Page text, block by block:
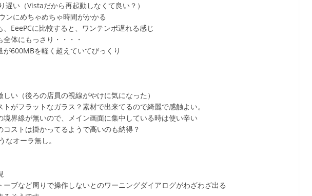
遅い（Vistaだから再起動しなくて良い？）
ンにめちゃめちゃ時間がかかる
、EeePCに比較すると、ワンテンポ遅れる感じ
全体にもっさり・・・・
が600MBを軽く超えていてびっくり
しい（後ろの店員の視線がやけに気になった）
トがフラットなガラス？素材で出来てるので綺麗で感触よい。
境界線が無いので、メイン画面に集中している時は使い辛い
コストは掛かってるようで高いのも納得？
オーラ無し。
など周りで操作しないとのワーニングダイアログがわざわざ出る